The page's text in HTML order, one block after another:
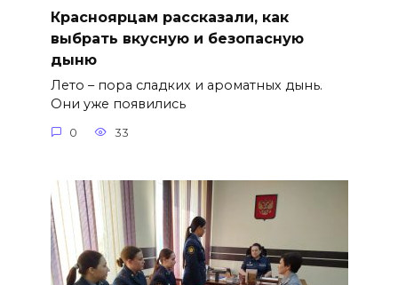
Красноярцам рассказали, как
выбрать вкусную и безопасную
дыню
Лето – пора сладких и ароматных дынь.
Они уже появились
0 33